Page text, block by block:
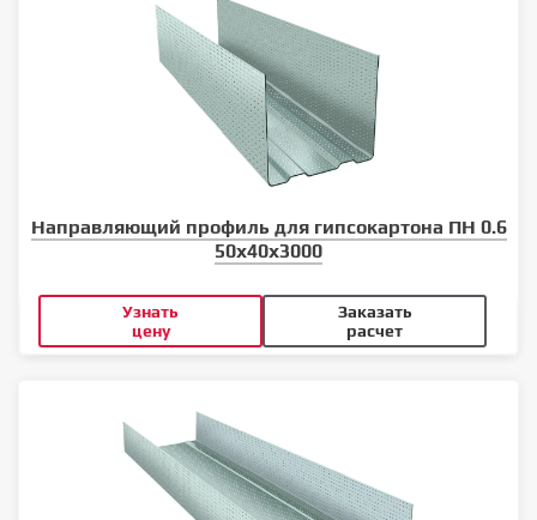
Направляющий профиль для гипсокартона ПН 0.6
50x40x3000
Узнать
цену
Заказать
расчет